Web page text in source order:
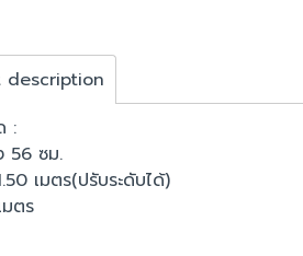
description
:
56 ซม.
เมตร(ปรับระดับได้)
ตร